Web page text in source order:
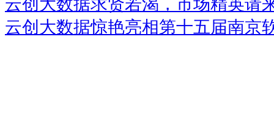
云创大数据求贤若渴，市场精英请
云创大数据惊艳亮相第十五届南京